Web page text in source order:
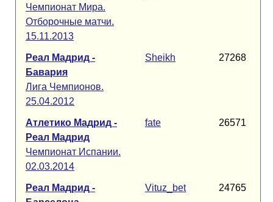
Чемпионат Мира.
Отборочные матчи.
15.11.2013
Реал Мадрид -
Бавария
Лига Чемпионов.
25.04.2012
Sheikh 27268
Атлетико Мадрид -
Реал Мадрид
Чемпионат Испании.
02.03.2014
fate 26571
Реал Мадрид -
Vituz_bet 24765